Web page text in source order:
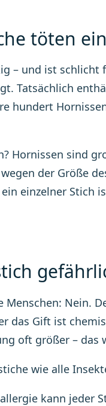
töten
– und ist
Tatsächlich
hundert
Hornissen sind
der Größe
einzelner Stich
Menschen: Nein.
das Gift ist
oft größer – das
wie alle
kann jeder